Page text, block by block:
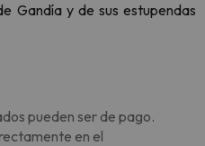
Gandía y de sus estupendas
pueden ser de pago.
en el